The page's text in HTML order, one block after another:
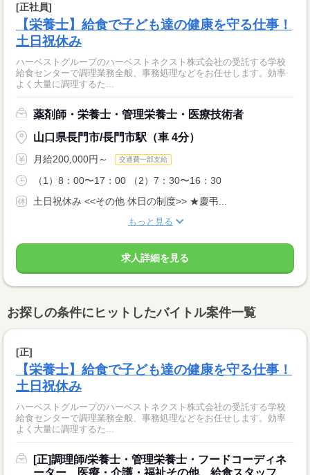
[正社員]
【栄養士】給食で子ども達の健康を守る仕事！
土日祝休み
ハーベストグループのハーベストネクスト株式会社の受託する学校
給食センターで調理業務全般、事務処理などをお任せします。効率
よく大量に調理するた...
薬剤師・栄養士・管理栄養士・医療技術者
山口県長門市/長門市駅（車 4分）
月給200,000円～ 交通費一部支給
（1）8：00〜17：00 （2）7：30〜16：30
土日祝休み <<その他 休日の制度>> ★慶弔...
もっと見る
求人詳細を見る
お探しの条件にヒットしたバイトル案件一覧
[正]
【栄養士】給食で子ども達の健康を守る仕事！
土日祝休み
ハーベストグループのハーベストネクスト株式会社の受託する学校
給食センターで調理業務全般、事務処理などをお任せします。効率
よく大量に調理するた...
[正]調理師/栄養士・管理栄養士・フードコーディネ